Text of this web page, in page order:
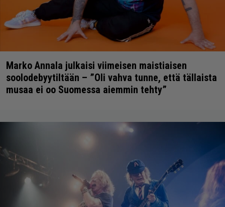
Marko Annala julkaisi viimeisen maistiaisen
soolodebyytiltään – ”Oli vahva tunne, että tällaista
musaa ei oo Suomessa aiemmin tehty”